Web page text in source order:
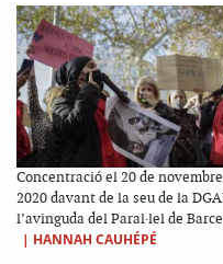
Concentració el 20 de
2020 davant de la seu de la
l’avinguda del Paral·lel de
| HANNAH CAUHÉPÉ